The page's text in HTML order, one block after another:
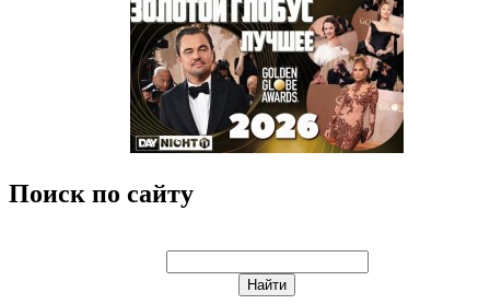
Поиск по сайту